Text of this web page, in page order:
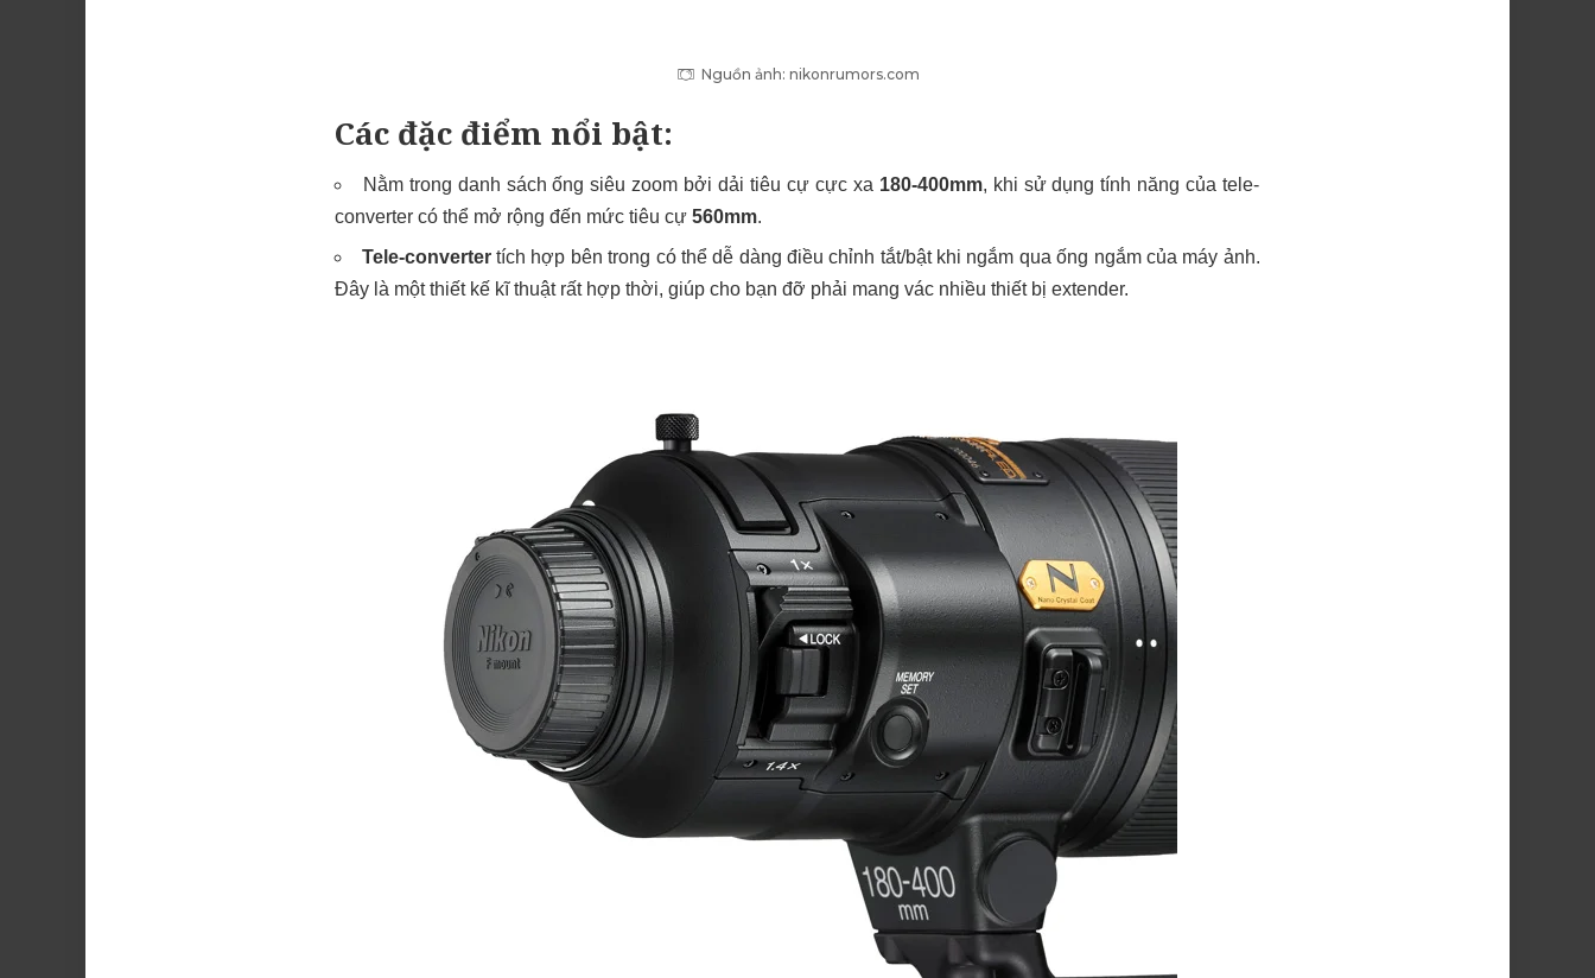
Nguồn ảnh: nikonrumors.com
Các đặc điểm nổi bật:
Nằm trong danh sách ống siêu zoom bởi dải tiêu cự cực xa 180-400mm, khi sử dụng tính năng của tele-
converter có thể mở rộng đến mức tiêu cự 560mm.
Tele-convertertích hợp bên trong có thể dễ dàng điều chỉnh tắt/bật khi ngắm qua ống ngắm của máy ảnh.
Đây là một thiết kế kĩ thuật rất hợp thời, giúp cho bạn đỡ phải mang vác nhiều thiết bị extender.